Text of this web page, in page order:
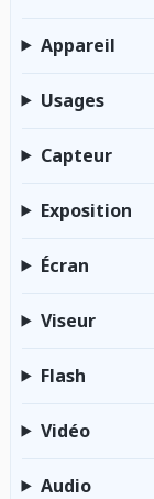
Appareil
Usages
Capteur
Exposition
Écran
Viseur
Flash
Vidéo
Audio